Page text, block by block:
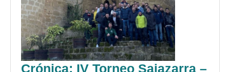
Crónica: IV Torneo Sajazarra –